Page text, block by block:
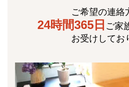
ご希望の連絡
24時間365日 ご家
お受けしてお